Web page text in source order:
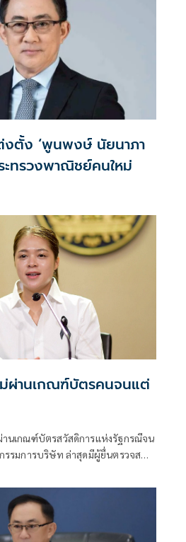
งตั้ง ‘พูนพงษ์ นัยนาภา
ทรวงพาณิชย์คนใหม่
ผ่านเกณฑ์บัตรคนจนแต่
นเกณฑ์บัตรสวัสดิการแห่งรัฐกรณีจน
รมการบริษัท ล่าสุดมีผู้ยื่นตรวจสอบ